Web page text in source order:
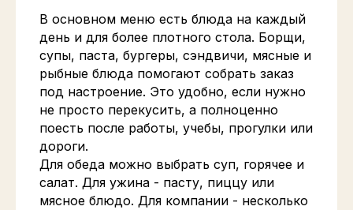
В основном меню есть блюда на каждый
день и для более плотного стола. Борщи,
супы, паста, бургеры, сэндвичи, мясные и
рыбные блюда помогают собрать заказ
под настроение. Это удобно, если нужно
не просто перекусить, а полноценно
поесть после работы, учебы, прогулки или
дороги.
Для обеда можно выбрать суп, горячее и
салат. Для ужина - пасту, пиццу или
мясное блюдо. Для компании - несколько